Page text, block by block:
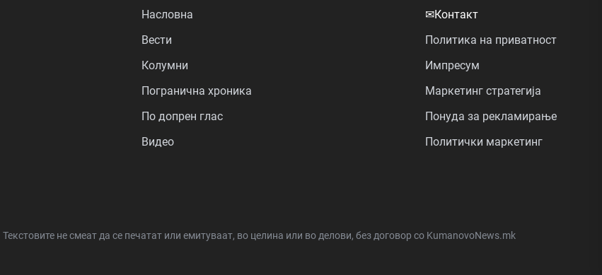
Насловна
Вести
Колумни
Погранична хроника
По допрен глас
Видео
✉Контакт
Политика на приватност
Импресум
Маркетинг стратегија
Понуда за рекламирање
Политички маркетинг
Текстовите не смеат да се печатат или емитуваат, во целина или во делови, без договор со KumanovoNews.mk